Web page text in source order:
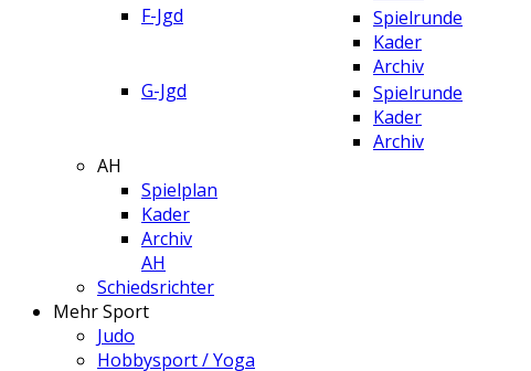
F-Jgd
Spielrunde
Kader
Archiv
G-Jgd
Spielrunde
Kader
Archiv
AH
Spielplan
Kader
Archiv
AH
Schiedsrichter
Mehr Sport
Judo
Hobbysport / Yoga